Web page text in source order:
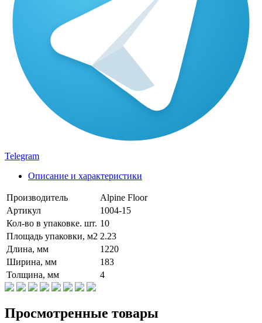
Telegram
Описание и характеристики
Производитель
Alpine Floor
Артикул
1004-15
Кол-во в упаковке. шт. 10
Площадь упаковки, м2 2.23
Длина, мм
1220
Ширина, мм
183
Толщина, мм
4
Просмотренные товары